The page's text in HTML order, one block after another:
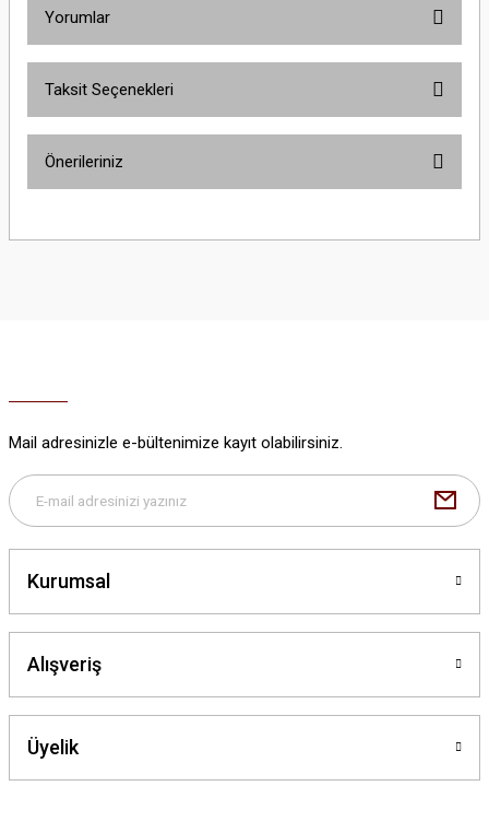
Yorumlar
Taksit Seçenekleri
Önerileriniz
yetersiz gördüğünüz noktaları öneri formunu kullanarak tarafımıza
Bu ürüne benzer farklı alternatifler olmalı.
Mail adresinizle e-bültenimize kayıt olabilirsiniz.
Kurumsal
Alışveriş
Üyelik